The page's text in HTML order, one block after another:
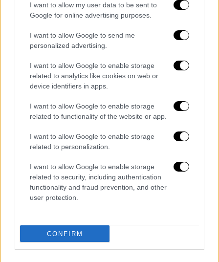
I want to allow my user data to be sent to
Google for online advertising purposes.
I want to allow Google to send me
personalized advertising.
I want to allow Google to enable storage
related to analytics like cookies on web or
device identifiers in apps.
I want to allow Google to enable storage
related to functionality of the website or app.
I want to allow Google to enable storage
related to personalization.
I want to allow Google to enable storage
related to security, including authentication
functionality and fraud prevention, and other
user protection.
CONFIRM
μαρτυρίες, ενώ οι συνήγοροι των
κατηγορουμένων τονίζουν ότι πολλοί από
τους πελάτες τουςαρνούνται τις
κατηγορίες.
Ο συνήγορος δύο εκ των κατηγορουμένων,
Γιώργος Φραντζεσκάκης, υπογράμμισε ότι η
απελευθέρωση αρκετών κατηγορουμένων με
περιοριστικούς όρους αποτελεί ένδειξη ότι
«τα πράγματα δεν είναι όπως φαίνονται»,
παραπέμποντας σε περιπτώσεις παρόμοιων
υποθέσεων.